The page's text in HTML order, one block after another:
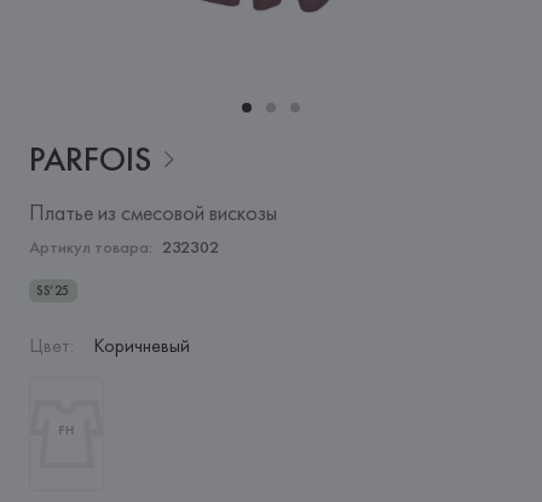
PARFOIS
Платье из смесовой вискозы
Артикул товара: 232302
SS’25
Цвет: Коричневый